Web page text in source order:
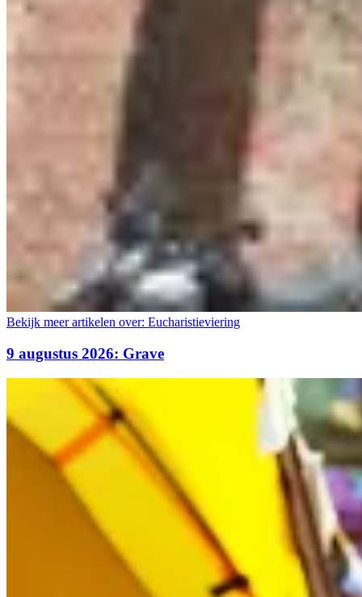
Bekijk meer artikelen over: Eucharistieviering
9 augustus 2026: Grave